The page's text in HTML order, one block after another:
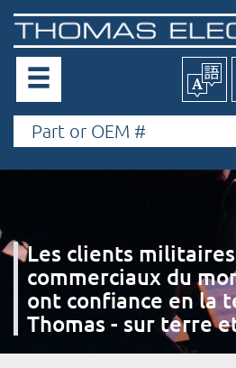
Les clients
commerciaux du
ont confiance en la
Thomas - sur terre